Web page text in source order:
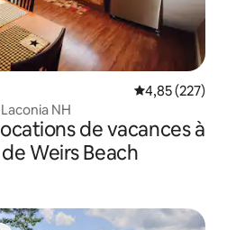
Évaluation
4,85 (227)
NH
de vacances à
Weirs Beach